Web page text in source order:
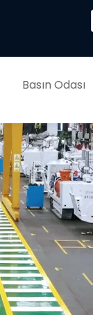
Basın Odası